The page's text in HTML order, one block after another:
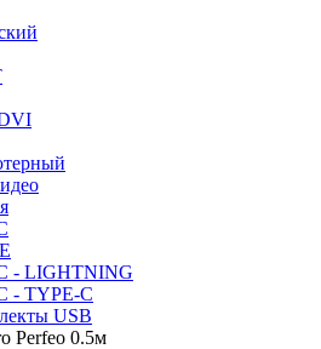
- LIGHTNING
- TYPE-C
USB
Perfeo 0.5м